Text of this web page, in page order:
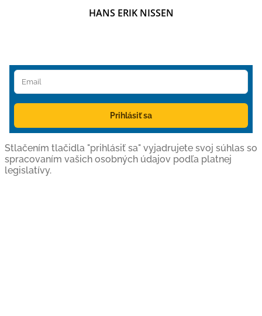
HANS ERIK NISSEN
Prihlásiť sa
Stlačením tlačidla "prihlásiť sa" vyjadrujete svoj súhlas so
spracovaním vašich osobných údajov podľa platnej
legislatívy.